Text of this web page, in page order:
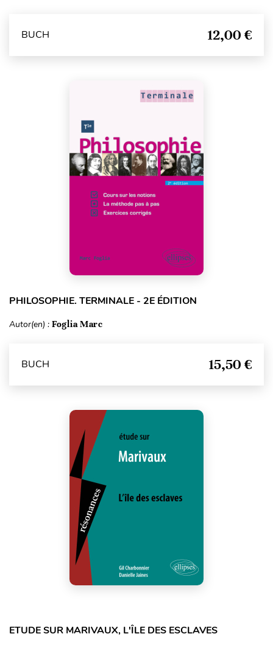
BUCH 12,00 €
PHILOSOPHIE. TERMINALE - 2E ÉDITION
Autor(en) : Foglia Marc
BUCH 15,50 €
ETUDE SUR MARIVAUX, L'ÎLE DES ESCLAVES